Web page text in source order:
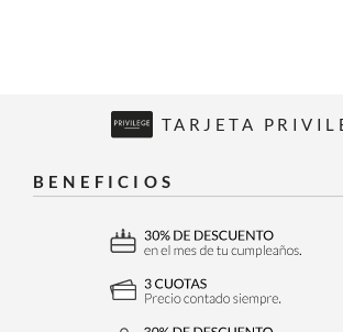
TARJETA
BENEFICIOS